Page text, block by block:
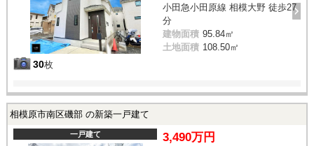
30枚
小田急小田原線 相模大野 徒歩27
分
建物面積 95.84㎡
土地面積 108.50㎡
相模原市南区磯部 の新築一戸建て
一戸建て 3,490万円